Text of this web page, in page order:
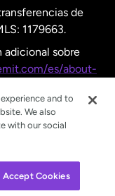
de
1179663.
adicional sobre
es/about-
and to
We also
with our social
Accept Cookies